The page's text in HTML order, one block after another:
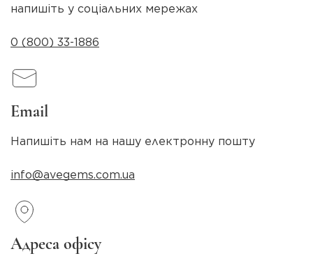
напишіть у соціальних мережах
0 (800) 33-1886
Email
Напишіть нам на нашу електронну пошту
info@avegems.com.ua
Адреса офісу